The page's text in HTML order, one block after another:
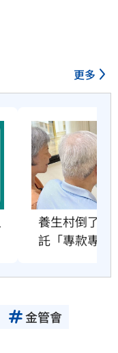
更多
養生村倒了怎
託「專款專用
金管會